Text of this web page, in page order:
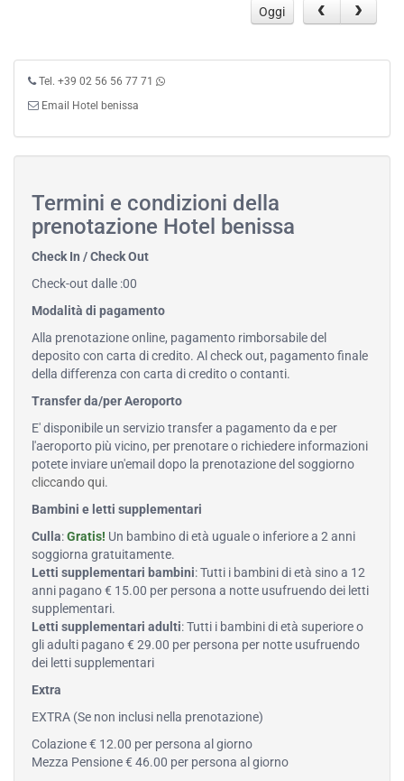
Oggi
Tel. +39 02 56 56 77 71
Email Hotel benissa
Termini e condizioni della
prenotazione Hotel benissa
Check In / Check Out
Check-out dalle :00
Modalità di pagamento
Alla prenotazione online, pagamento rimborsabile del
deposito con carta di credito. Al check out, pagamento finale
della differenza con carta di credito o contanti.
Transfer da/per Aeroporto
E' disponibile un servizio transfer a pagamento da e per
l'aeroporto più vicino, per prenotare o richiedere informazioni
potete inviare un'email dopo la prenotazione del soggiorno
cliccando qui.
Bambini e letti supplementari
Culla:Gratis! Un bambino di età uguale o inferiore a 2 anni
soggiorna gratuitamente.
Letti supplementari bambini: Tutti i bambini di età sino a 12
anni pagano € 15.00 per persona a notte usufruendo dei letti
supplementari.
Letti supplementari adulti: Tutti i bambini di età superiore o
gli adulti pagano € 29.00 per persona per notte usufruendo
dei letti supplementari
Extra
EXTRA (Se non inclusi nella prenotazione)
Colazione € 12.00 per persona al giorno
Mezza Pensione € 46.00 per persona al giorno